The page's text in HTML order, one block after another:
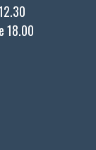
18.00